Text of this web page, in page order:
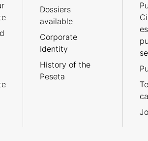
Dossiers
available
Corporate
Identity
History of the
Peseta